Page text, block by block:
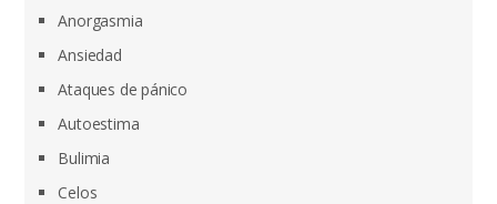
Anorgasmia
Ansiedad
Ataques de pánico
Autoestima
Bulimia
Celos